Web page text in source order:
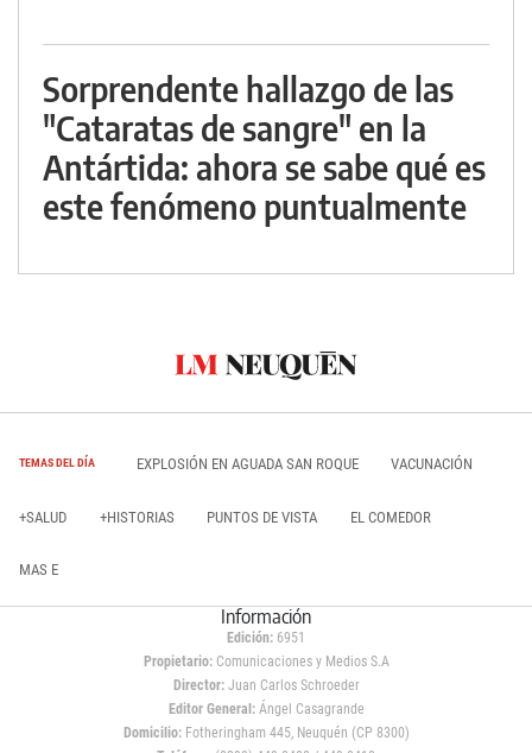
Sorprendente hallazgo de las
"Cataratas de sangre" en la
Antártida: ahora se sabe qué es
este fenómeno puntualmente
TEMAS DEL DÍA EXPLOSIÓN EN AGUADA SAN ROQUE VACUNACIÓN
+SALUD +HISTORIAS PUNTOS DE VISTA EL COMEDOR
MAS E
Información
Edición: 6951
Propietario:Comunicaciones y Medios S.A
Director: Juan Carlos Schroeder
Editor General:Ángel Casagrande
Domicilio:Fotheringham 445, Neuquén (CP 8300)